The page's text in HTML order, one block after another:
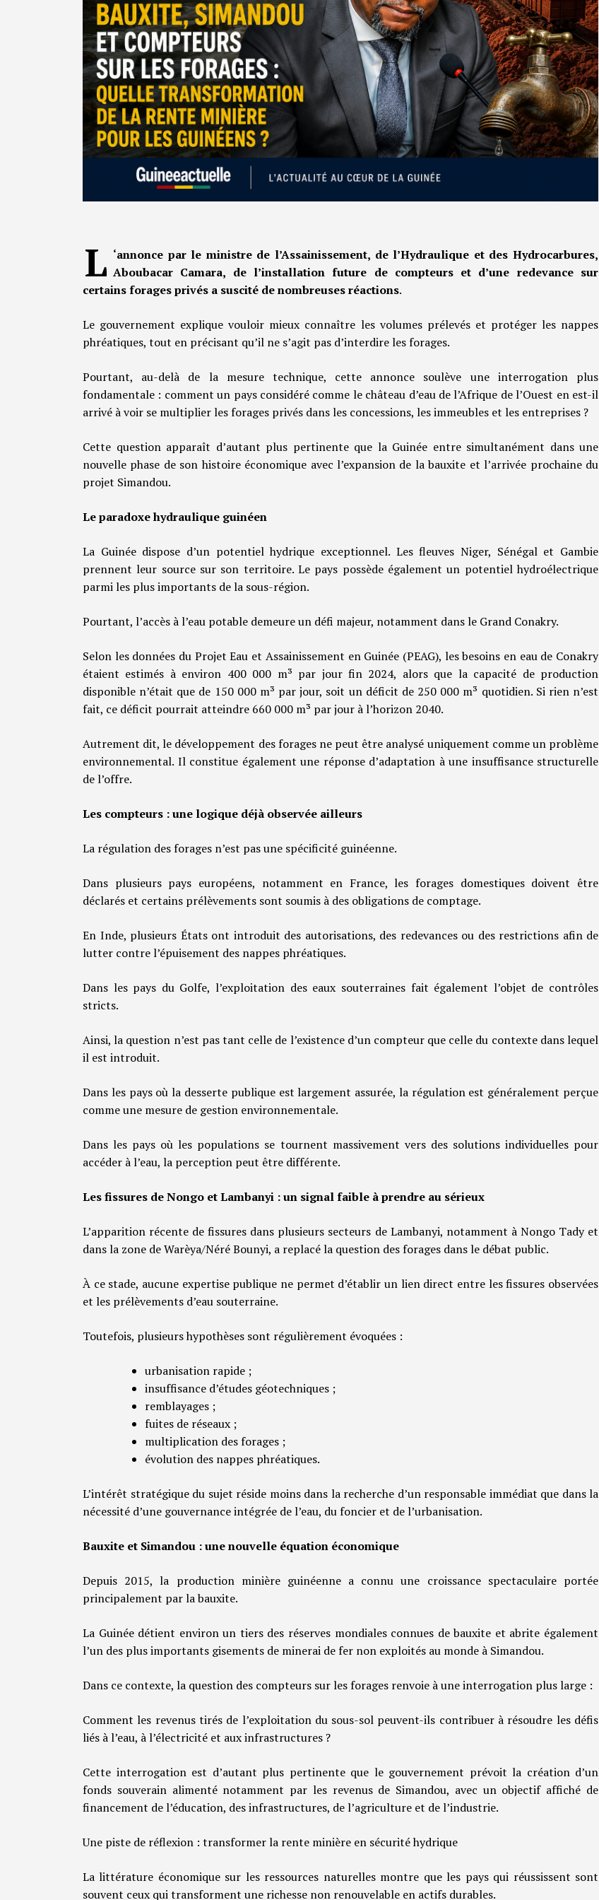
L ‘annonce par le ministre de l’Assainissement, de l’Hydraulique et des Hydrocarbures,
Aboubacar Camara, de l’installation future de compteurs et d’une redevance sur
certains forages privés a suscité de nombreuses réactions.
Le gouvernement explique vouloir mieux connaître les volumes prélevés et protéger les nappes
phréatiques, tout en précisant qu’il ne s’agit pas d’interdire les forages.
Pourtant, au-delà de la mesure technique, cette annonce soulève une interrogation plus
fondamentale : comment un pays considéré comme le château d’eau de l’Afrique de l’Ouest en est-il
arrivé à voir se multiplier les forages privés dans les concessions, les immeubles et les entreprises ?
Cette question apparaît d’autant plus pertinente que la Guinée entre simultanément dans une
nouvelle phase de son histoire économique avec l’expansion de la bauxite et l’arrivée prochaine du
projet Simandou.
Le paradoxe hydraulique guinéen
La Guinée dispose d’un potentiel hydrique exceptionnel. Les fleuves Niger, Sénégal et Gambie
prennent leur source sur son territoire. Le pays possède également un potentiel hydroélectrique
parmi les plus importants de la sous-région.
Pourtant, l’accès à l’eau potable demeure un défi majeur, notamment dans le Grand Conakry.
Selon les données du Projet Eau et Assainissement en Guinée (PEAG), les besoins en eau de Conakry
étaient estimés à environ 400 000 m³ par jour fin 2024, alors que la capacité de production
disponible n’était que de 150 000 m³ par jour, soit un déficit de 250 000 m³ quotidien. Si rien n’est
fait, ce déficit pourrait atteindre 660 000 m³ par jour à l’horizon 2040.
Autrement dit, le développement des forages ne peut être analysé uniquement comme un problème
environnemental. Il constitue également une réponse d’adaptation à une insuffisance structurelle
de l’offre.
Les compteurs : une logique déjà observée ailleurs
La régulation des forages n’est pas une spécificité guinéenne.
Dans plusieurs pays européens, notamment en France, les forages domestiques doivent être
déclarés et certains prélèvements sont soumis à des obligations de comptage.
En Inde, plusieurs États ont introduit des autorisations, des redevances ou des restrictions afin de
lutter contre l’épuisement des nappes phréatiques.
Dans les pays du Golfe, l’exploitation des eaux souterraines fait également l’objet de contrôles
stricts.
Ainsi, la question n’est pas tant celle de l’existence d’un compteur que celle du contexte dans lequel
il est introduit.
Dans les pays où la desserte publique est largement assurée, la régulation est généralement perçue
comme une mesure de gestion environnementale.
Dans les pays où les populations se tournent massivement vers des solutions individuelles pour
accéder à l’eau, la perception peut être différente.
Les fissures de Nongo et Lambanyi : un signal faible à prendre au sérieux
L’apparition récente de fissures dans plusieurs secteurs de Lambanyi, notamment à Nongo Tady et
dans la zone de Warèya/Néré Bounyi, a replacé la question des forages dans le débat public.
À ce stade, aucune expertise publique ne permet d’établir un lien direct entre les fissures observées
et les prélèvements d’eau souterraine.
Toutefois, plusieurs hypothèses sont régulièrement évoquées :
urbanisation rapide ;
insuffisance d’études géotechniques ;
remblayages ;
fuites de réseaux ;
multiplication des forages ;
évolution des nappes phréatiques.
L’intérêt stratégique du sujet réside moins dans la recherche d’un responsable immédiat que dans la
nécessité d’une gouvernance intégrée de l’eau, du foncier et de l’urbanisation.
Bauxite et Simandou : une nouvelle équation économique
Depuis 2015, la production minière guinéenne a connu une croissance spectaculaire portée
principalement par la bauxite.
La Guinée détient environ un tiers des réserves mondiales connues de bauxite et abrite également
l’un des plus importants gisements de minerai de fer non exploités au monde à Simandou.
Dans ce contexte, la question des compteurs sur les forages renvoie à une interrogation plus large :
Comment les revenus tirés de l’exploitation du sous-sol peuvent-ils contribuer à résoudre les défis
liés à l’eau, à l’électricité et aux infrastructures ?
Cette interrogation est d’autant plus pertinente que le gouvernement prévoit la création d’un
fonds souverain alimenté notamment par les revenus de Simandou, avec un objectif affiché de
financement de l’éducation, des infrastructures, de l’agriculture et de l’industrie.
Une piste de réflexion : transformer la rente minière en sécurité hydrique
La littérature économique sur les ressources naturelles montre que les pays qui réussissent sont
souvent ceux qui transforment une richesse non renouvelable en actifs durables.